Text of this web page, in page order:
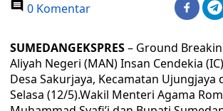
0 Komentar
SUMEDANGEKSPRES– Ground
Aliyah Negeri (MAN) Insan Cendekia
Desa Sakurjaya, Kecamatan Ujungjaya
Selasa (12/5).Wakil Menteri Agama